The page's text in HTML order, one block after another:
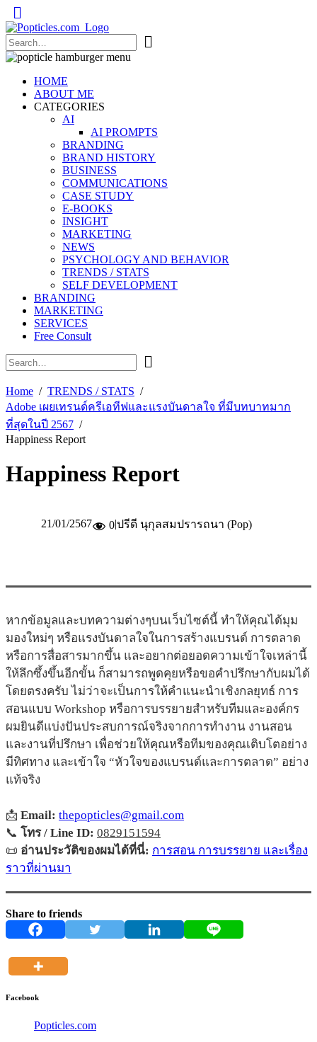
Popticles.com
HOME
ABOUT ME
CATEGORIES
AI
AI PROMPTS
BRANDING
BRAND HISTORY
BUSINESS
COMMUNICATIONS
CASE STUDY
E-BOOKS
INSIGHT
MARKETING
NEWS
PSYCHOLOGY AND BEHAVIOR
TRENDS / STATS
SELF DEVELOPMENT
BRANDING
MARKETING
SERVICES
Free Consult
Home
TRENDS / STATS
Adobe เผยเทรนด์ครีเอทีฟและแรงบันดาลใจ ที่มีบทบาทมาก
ที่สุดในปี 2567
Happiness Report
Happiness Report
21/01/2567 0|ปรีดี นุกุลสมปรารถนา (Pop)
หากข้อมูลและบทความต่างๆบนเว็บไซต์นี้ ทำให้คุณได้มุม
มองใหม่ๆ หรือแรงบันดาลใจในการสร้างแบรนด์ การตลาด
หรือการสื่อสารมากขึ้น และอยากต่อยอดความเข้าใจเหล่านี้
ให้ลึกซึ้งขึ้นอีกขั้น ก็สามารถพูดคุยหรือขอคำปรึกษากับผมได้
โดยตรงครับ ไม่ว่าจะเป็นการให้คำแนะนำเชิงกลยุทธ์ การ
สอนแบบ Workshop หรือการบรรยายสำหรับทีมและองค์กร
ผมยินดีแบ่งปันประสบการณ์จริงจากการทำงาน งานสอน
และงานที่ปรึกษา เพื่อช่วยให้คุณหรือทีมของคุณเติบโตอย่าง
มีทิศทาง และเข้าใจ “หัวใจของแบรนด์และการตลาด” อย่าง
แท้จริง
📩 Email: thepopticles@gmail.com
📞 โทร / Line ID: 0829151594
📜 อ่านประวัติของผมได้ที่นี่: การสอน การบรรยาย และเรื่อง
ราวที่ผ่านมา
Share to friends
Facebook
Popticles.com